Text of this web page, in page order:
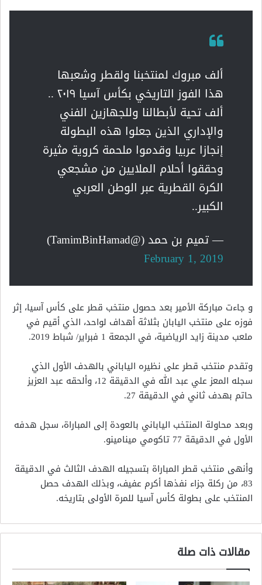
ألف مبروك لمنتخبنا ولقطر وشعبها
هذا الفوز التاريخي بكأس آسيا ٢٠١٩ ..
ألف تحية لأبطالنا وللجهازين الفني
والإداري الذين جعلوا هذه البطولة
إنجازا عربيا وقدموا ملحمة كروية مثيرة
وحققوا أحلام الملايين من مشجعي
الكرة القطرية عبر الوطن العربي
الكبير..
— تميم بن حمد (@TamimBinHamad)
February 1, 2019
و جاءت مباركة الأمير بعد حصول منتخب قطر على كأس آسيا، إثر
فوزه على منتخب اليابان بثلاثة أهداف لواحد، الذي أقيم في
ملعب مدينة زايد الرياضية، في الجمعة 1 فبراير/ شباط 2019.
وتقدم منتخب قطر على نظيره الياباني بالهدف الأول الذي
سجله المعز علي عبد الله في الدقيقة 12، وألحقه عبد العزيز
حاتم بهدف ثاني في الدقيقة 27.
وبعد محاولة المنتخب الياباني بالعودة إلى المباراة، سجل هدفه
الأول في الدقيقة 77 تاكومي مينامينو.
وأنهى منتخب قطر المباراة بتسجيله الهدف الثالث في الدقيقة
83، من ركلة جزاء نفذها أكرم عفيف، وبذلك الهدف حصل
المنتخب على بطولة كأس آسيا للمرة الأولى بتاريخه.
مقالات ذات صلة